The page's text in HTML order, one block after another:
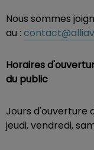
Nous sommes
au :
Horaires
du public
Jours d'ouverture
jeudi, vendredi,